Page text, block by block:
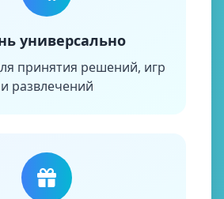
универсально
принятия решений, игр
и развлечений